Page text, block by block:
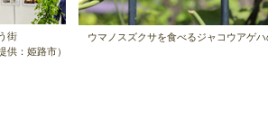
街
供：姫路市）
ウマノスズクサを食べるジャコウアゲハ